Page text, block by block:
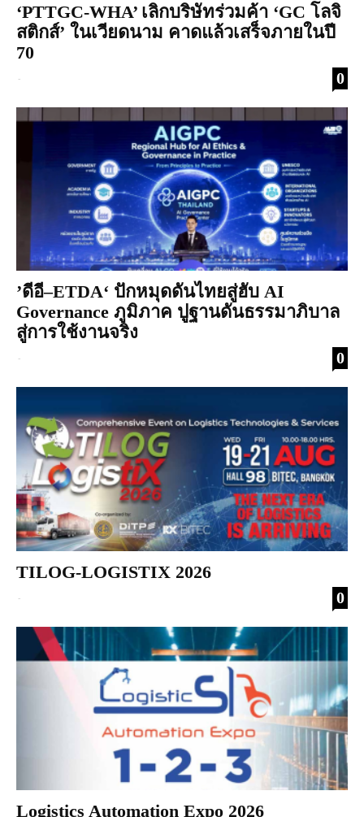
‘PTTGC-WHA’ เลิกบริษัทร่วมค้า ‘GC โลจิ
สติกส์’ ในเวียดนาม คาดแล้วเสร็จภายในปี
70
- 0
’ดีอี–ETDA‘ ปักหมุดดันไทยสู่ฮับ AI
Governance ภูมิภาค ปูฐานดันธรรมาภิบาล
สู่การใช้งานจริง
- 0
TILOG-LOGISTIX 2026
- 0
Logistics Automation Expo 2026